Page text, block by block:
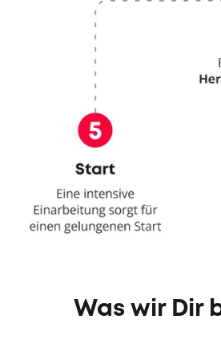
Was wir Dir